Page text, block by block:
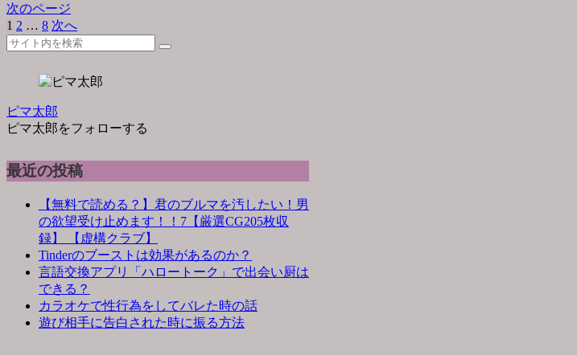
次のページ
1 2 … 8 次へ
ピマ太郎
ピマ太郎をフォローする
最近の投稿
【無料で読める？】君のブルマを汚したい！男
の欲望受け止めます！！7【厳選CG205枚収
録】 【虚構クラブ】
Tinderのブーストは効果があるのか？
言語交換アプリ「ハロートーク」で出会い厨は
できる？
カラオケで性行為をしてバレた時の話
遊び相手に告白された時に振る方法